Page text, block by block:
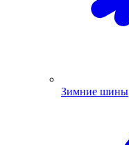
Зимние шины